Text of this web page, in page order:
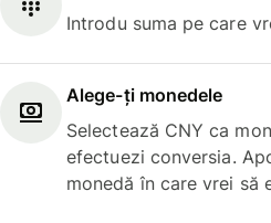
Introdu suma pe care
Alege-ți monedele
Selectează CNY ca
efectuezi conversia.
monedă în care vrei să